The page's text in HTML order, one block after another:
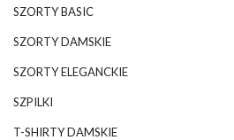
SZORTY BASIC
SZORTY DAMSKIE
SZORTY ELEGANCKIE
SZPILKI
T-SHIRTY DAMSKIE